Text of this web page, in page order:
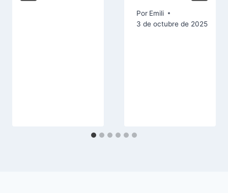
Por Emili
3 de octubre de 2025